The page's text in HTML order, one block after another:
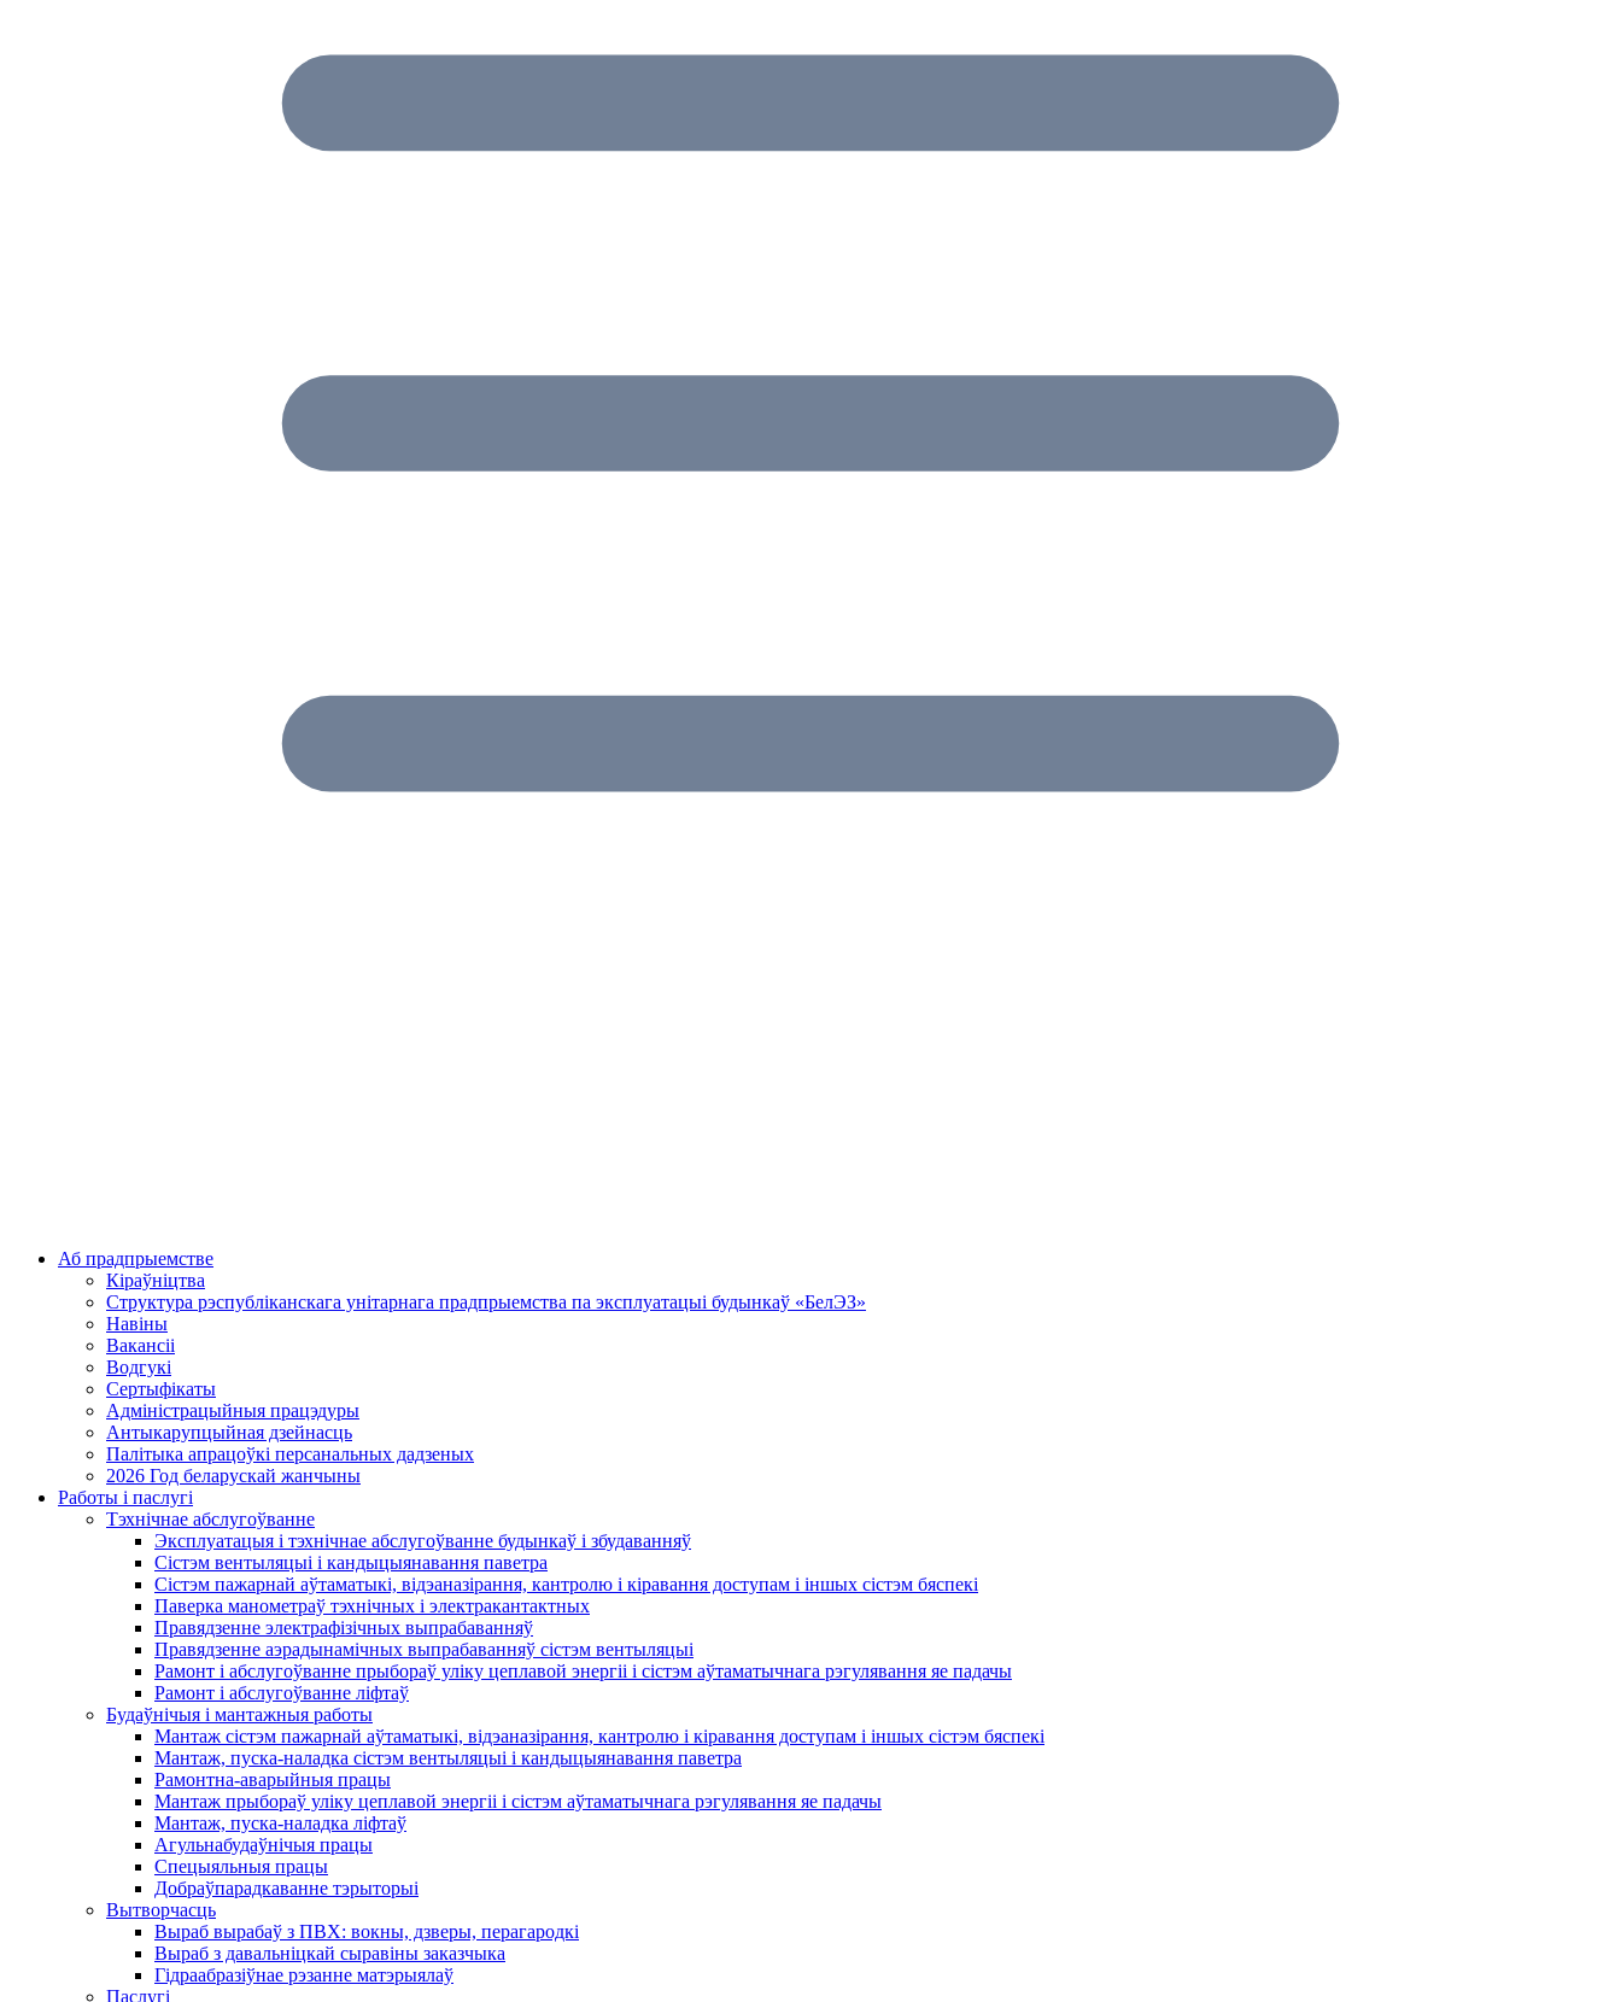
Аб прадпрыемстве
Кіраўніцтва
Структура рэспубліканскага унітарнага прадпрыемства па эксплуатацыі будынкаў «БелЭЗ»
Навіны
Вакансіі
Водгукі
Сертыфікаты
Адміністрацыйныя працэдуры
Антыкарупцыйная дзейнасць
Палітыка апрацоўкі персанальных дадзеных
2026 Год беларускай жанчыны
Работы і паслугі
Тэхнічнае абслугоўванне
Эксплуатацыя і тэхнічнае абслугоўванне будынкаў і збудаванняў
Сістэм вентыляцыі і кандыцыянавання паветра
Сістэм пажарнай аўтаматыкі, відэаназірання, кантролю і кіравання доступам і іншых сістэм бяспекі
Паверка манометраў тэхнічных і электракантактных
Правядзенне электрафізічных выпрабаванняў
Правядзенне аэрадынамічных выпрабаванняў сістэм вентыляцыі
Рамонт і абслугоўванне прыбораў уліку цеплавой энергіі і сістэм аўтаматычнага рэгулявання яе падачы
Рамонт і абслугоўванне ліфтаў
Будаўнічыя і мантажныя работы
Мантаж сістэм пажарнай аўтаматыкі, відэаназірання, кантролю і кіравання доступам і іншых сістэм бяспекі
Мантаж, пуска-наладка сістэм вентыляцыі і кандыцыянавання паветра
Рамонтна-аварыйныя працы
Мантаж прыбораў уліку цеплавой энергіі і сістэм аўтаматычнага рэгулявання яе падачы
Мантаж, пуска-наладка ліфтаў
Агульнабудаўнічыя працы
Спецыяльныя працы
Добраўпарадкаванне тэрыторыі
Вытворчасць
Выраб вырабаў з ПВХ: вокны, дзверы, перагародкі
Выраб з давальніцкай сыравіны заказчыка
Гідраабразіўнае рэзанне матэрыялаў
Паслугі